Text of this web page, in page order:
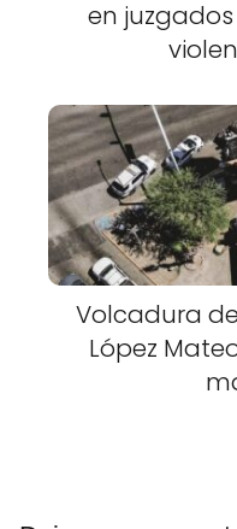
en
Volcadura
López